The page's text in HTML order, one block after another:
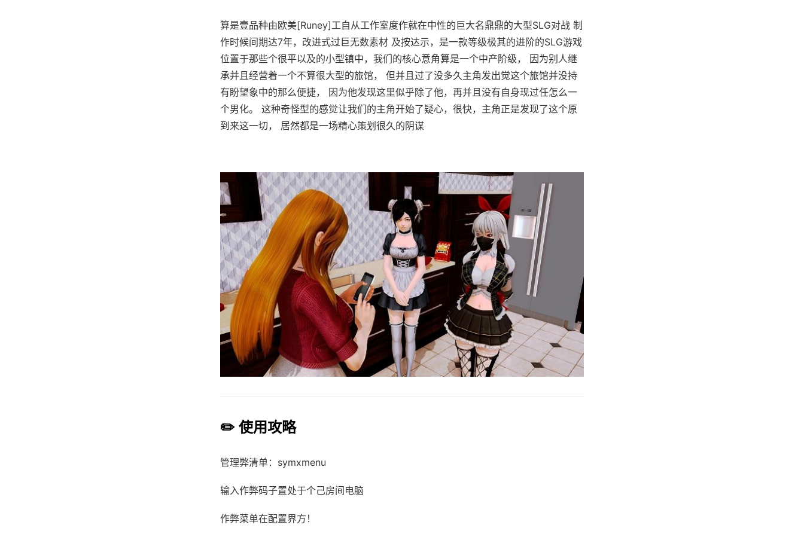
算是壹品种由欧美[Runey]工自从工作室度作就在中性的巨大名鼎鼎的大型SLG对战 制
作时候间期达7年，改进式过巨无数素材 及按达示，是一款等级极其的进阶的SLG游戏
位置于那些个很平以及的小型镇中，我们的核心意角算是一个中产阶级， 因为别人继
承并且经营着一个不算很大型的旅馆， 但并且过了没多久主角发出觉这个旅馆并没持
有盼望象中的那么便捷， 因为他发现这里似乎除了他，再并且没有自身现过任怎么一
个男化。 这种奇怪型的感觉让我们的主角开始了疑心，很快，主角正是发现了这个原
到来这一切， 居然都是一场精心策划很久的阴谋
✏️ 使用攻略
管理弊清单：symxmenu
输入作弊码子置处于个己房间电脑
作弊菜单在配置界方！